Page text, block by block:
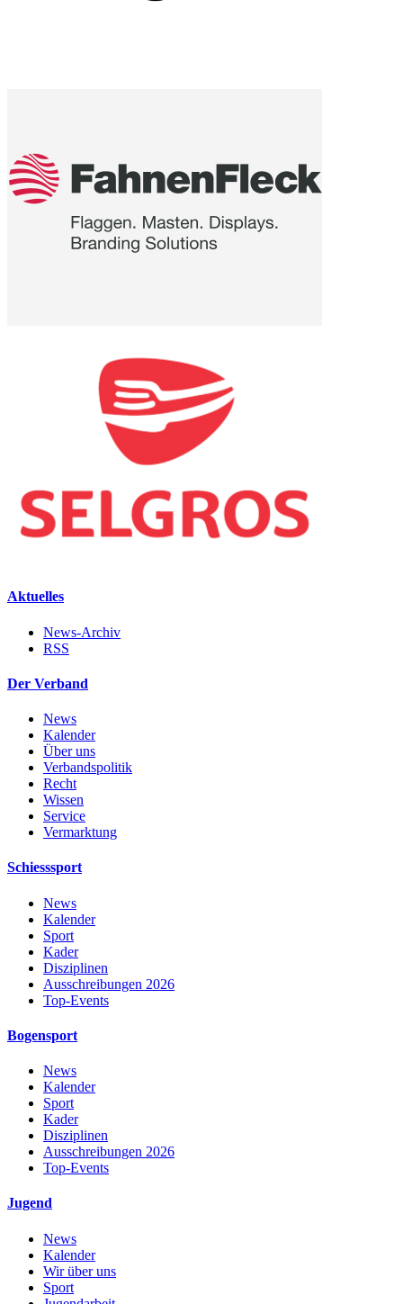
Aktuelles
News-Archiv
RSS
Der Verband
News
Kalender
Über uns
Verbandspolitik
Recht
Wissen
Service
Vermarktung
Schiesssport
News
Kalender
Sport
Kader
Disziplinen
Ausschreibungen 2026
Top-Events
Bogensport
News
Kalender
Sport
Kader
Disziplinen
Ausschreibungen 2026
Top-Events
Jugend
News
Kalender
Wir über uns
Sport